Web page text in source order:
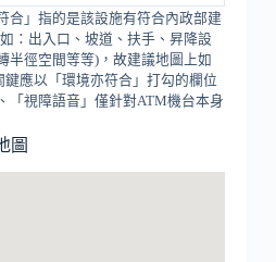
合」指的是該設施有符合內政部建
：出入口、坡道、扶手、昇降設
半徑空間等等)，故建議地圖上如
應以「環境亦符合」打勾的欄位
「視障語音」僅針對ATM機台本身
圖